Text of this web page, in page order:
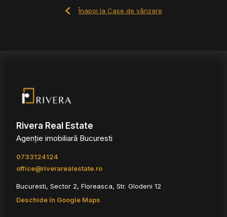
Înapoi la Case de vânzare
Rivera Real Estate
Agenție imobiliară Bucuresti
0733124124
office@riverarealestate.ro
Bucuresti, Sector 2, Floreasca, Str. Glodeni 12
Deschide în Google Maps